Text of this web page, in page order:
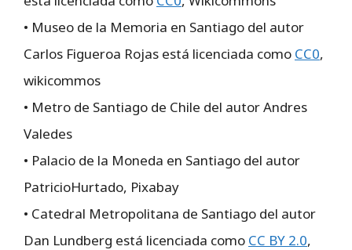
• Museo de la Memoria en Santiago del autor
Carlos Figueroa Rojas está licenciada como CC0,
wikicommos
• Metro de Santiago de Chile del autor Andres
Valedes
• Palacio de la Moneda en Santiago del autor
PatricioHurtado, Pixabay
• Catedral Metropolitana de Santiago del autor
Dan Lundberg está licenciada como CC BY 2.0,